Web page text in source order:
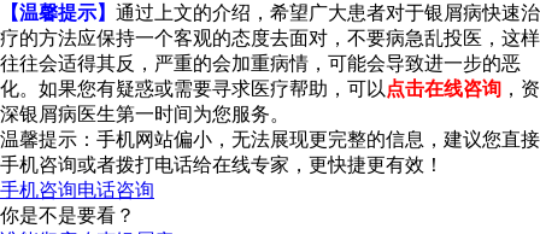
【温馨提示】 通过上文的介绍，希望广大患者对于银屑病快速治
疗的方法应保持一个客观的态度去面对，不要病急乱投医，这样
往往会适得其反，严重的会加重病情，可能会导致进一步的恶
化。如果您有疑惑或需要寻求医疗帮助，可以 点击在线咨询 ，资
深银屑病医生第一时间为您服务。
温馨提示：手机网站偏小，无法展现更完整的信息，建议您直接
手机咨询或者拨打电话给在线专家，更快捷更有效！
手机咨询电话咨询
你是不是要看？